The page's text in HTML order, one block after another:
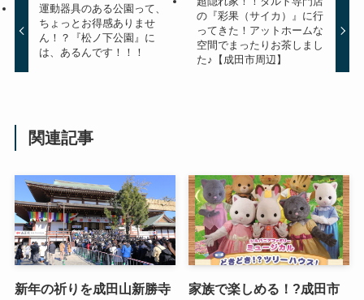
運動器具のある公園って、
ちょっとお得感ありませ
ん！？『松ノ下公園』に
は、あるんです！！！
の『彩果（サイカ）』に行
ってきた！アットホームな
空間でまったりお茶しまし
た♪【成田市周辺】
関連記事
新年の祈りを成田山新勝寺 家族で楽しめる！?成田市